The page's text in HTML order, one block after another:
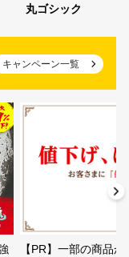
角ゴシック
楷書体
清朝体
行書体
勘亭流
丸ゴシック
キャンペーン一覧
【PR】一部の商品